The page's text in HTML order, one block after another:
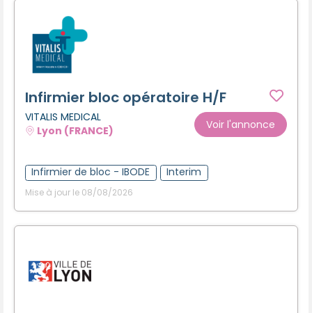
Infirmier bloc opératoire H/F
VITALIS MEDICAL
Lyon (FRANCE)
Voir l'annonce
Infirmier de bloc - IBODE Interim
Mise à jour le 08/08/2026